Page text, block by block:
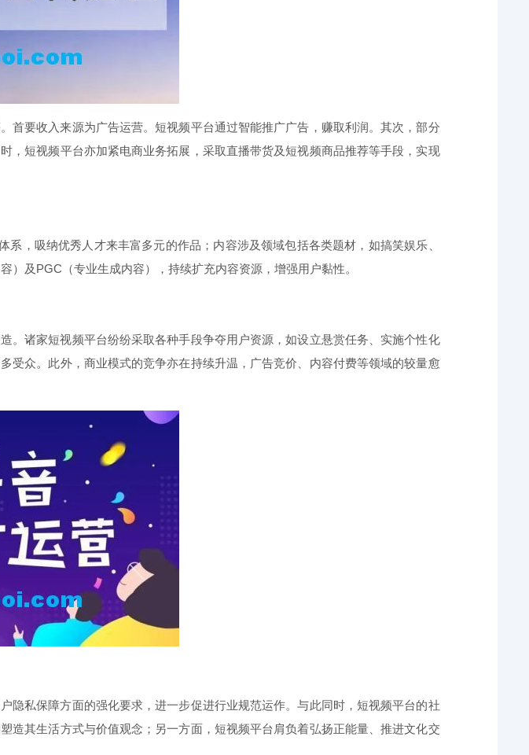
要收入来源为广告运营。短视频平台通过智能推广广告，赚取利润。其次，部分
，短视频平台亦加紧电商业务拓展，采取直播带货及短视频商品推荐等手段，实现
，吸纳优秀人才来丰富多元的作品；内容涉及领域包括各类题材，如搞笑娱乐、
及PGC（专业生成内容），持续扩充内容资源，增强用户黏性。
。诸家短视频平台纷纷采取各种手段争夺用户资源，如设立悬赏任务、实施个性化
众。此外，商业模式的竞争亦在持续升温，广告竞价、内容付费等领域的较量愈
隐私保障方面的强化要求，进一步促进行业规范运作。与此同时，短视频平台的社
其生活方式与价值观念；另一方面，短视频平台肩负着弘扬正能量、推进文化交